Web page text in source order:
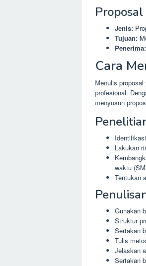
Jenis:
Tujuan:
Penerima:
Cara
Menulis
profesional.
menyusun
Lakukan
waktu
Tentukan
Gunakan
Struktur
Sertakan
Tulis
Jelaskan
Sertakan